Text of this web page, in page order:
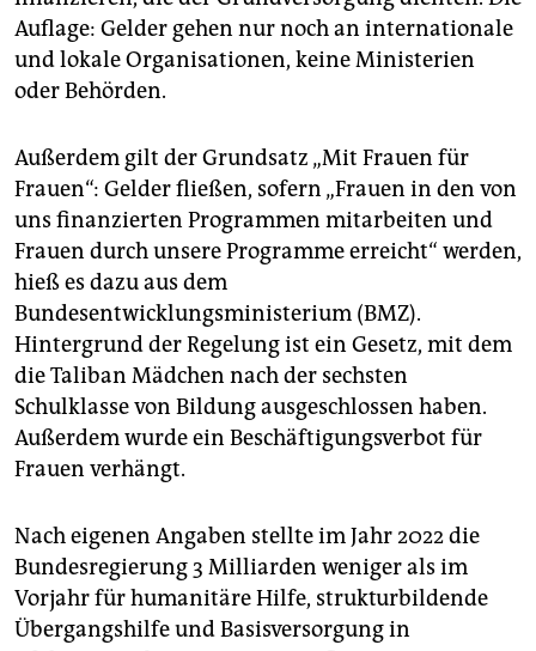
Auflage: Gelder gehen nur noch an internationale
und lokale Organisationen, keine Ministerien
oder Behörden.
Außerdem gilt der Grundsatz „Mit Frauen für
Frauen“: Gelder fließen, sofern „Frauen in den von
uns finanzierten Programmen mitarbeiten und
Frauen durch unsere Programme erreicht“ werden,
hieß es dazu aus dem
Bundesentwicklungsministerium (BMZ).
Hintergrund der Regelung ist ein Gesetz, mit dem
die Taliban Mädchen nach der sechsten
Schulklasse von Bildung ausgeschlossen haben.
Außerdem wurde ein Beschäftigungsverbot für
Frauen verhängt.
Nach eigenen Angaben stellte im Jahr 2022 die
Bundesregierung 3 Milliarden weniger als im
Vorjahr für humanitäre Hilfe, strukturbildende
Übergangshilfe und Basisversorgung in